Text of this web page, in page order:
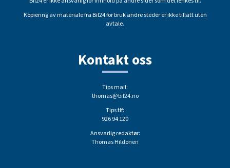
Kopiering av materiale fra Bil24 for bruk andre steder er ikke tillatt uten
avtale.
Kontakt oss
Tips mail:
thomas@bil24.no
Tips tlf:
926 94 120
Ansvarlig redaktør:
Thomas Hildonen